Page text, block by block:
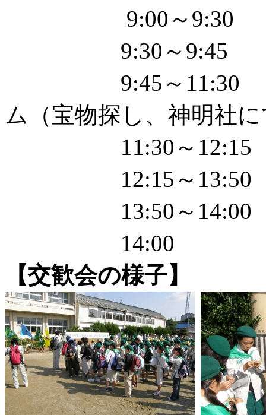
9:00～9:30
9:30～9:45
9:45～11:30 自
ム（宝物探し、神明社
11:30～12:15
12:15～13:50
13:50～14:00
14:00
【交歓会の様子】